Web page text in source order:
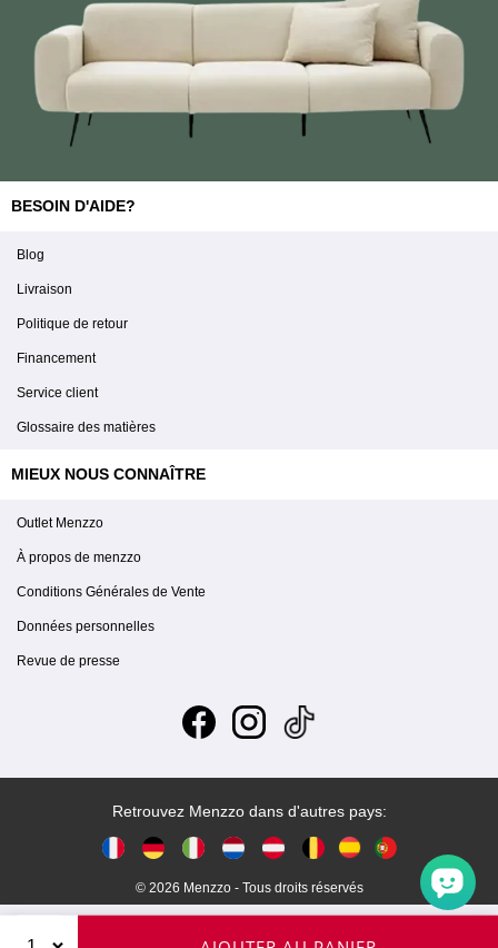
BESOIN D'AIDE?
Blog
Livraison
Politique de retour
Financement
Service client
Glossaire des matières
MIEUX NOUS CONNAÎTRE
Outlet Menzzo
À propos de menzzo
Conditions Générales de Vente
Données personnelles
Revue de presse
Retrouvez Menzzo dans d'autres pays:
© 2026 Menzzo - Tous droits réservés